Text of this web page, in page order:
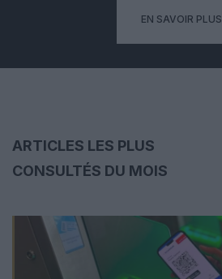
EN SAVOIR PLUS
ARTICLES LES PLUS
CONSULTÉS DU MOIS